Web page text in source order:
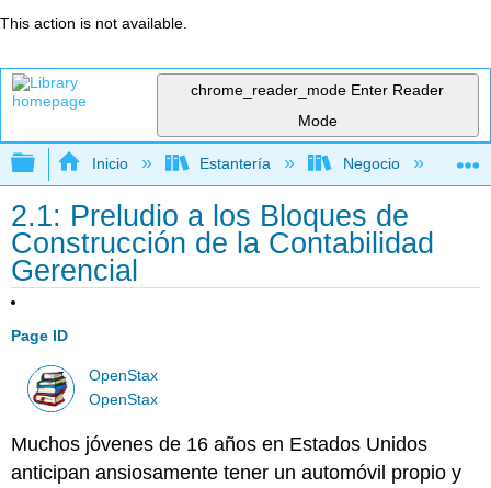
This action is not available.
chrome_reader_mode Enter Reader
Mode
Expandir/contraer jerarquía global
Inicio Estantería Negocio
2.1: Preludio a los Bloques de
Construcción de la Contabilidad
Gerencial
Page ID
OpenStax
OpenStax
Muchos jóvenes de 16 años en Estados Unidos
anticipan ansiosamente tener un automóvil propio y